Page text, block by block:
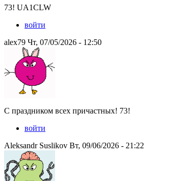
73! UA1CLW
войти
alex79 Чт, 07/05/2026 - 12:50
С праздником всех причастных! 73!
войти
Aleksandr Suslikov Вт, 09/06/2026 - 21:22